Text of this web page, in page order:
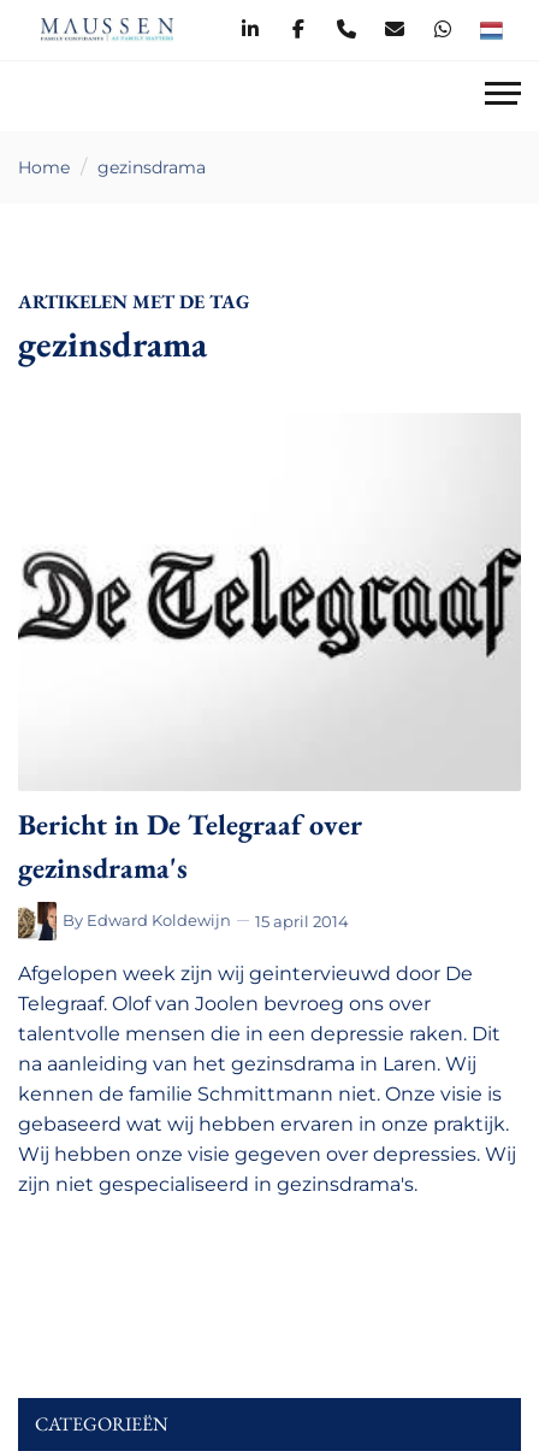
Home gezinsdrama
ARTIKELEN MET DE TAG
gezinsdrama
Bericht in De Telegraaf over
gezinsdrama's
By Edward Koldewijn 15 april 2014
Afgelopen week zijn wij geintervieuwd door De
Telegraaf. Olof van Joolen bevroeg ons over
talentvolle mensen die in een depressie raken. Dit
na aanleiding van het gezinsdrama in Laren. Wij
kennen de familie Schmittmann niet. Onze visie is
gebaseerd wat wij hebben ervaren in onze praktijk.
Wij hebben onze visie gegeven over depressies. Wij
zijn niet gespecialiseerd in gezinsdrama's.
CATEGORIEËN